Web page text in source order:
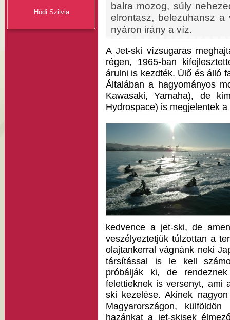
balra mozog, súly
elrontasz, belezuhansz
nyáron irány a víz.
A Jet-ski vízsugaras
régen, 1965-ban
árulni is kezdték. Ülő és álló
Általában a hagyományos
Kawasaki, Yamaha), de
Hydrospace) is megjelentek a
kedvence a jet-ski, de
veszélyeztetjük túlzottan a
olajtankerral vágnánk neki
társítással is le kell
próbálják ki, de
felettieknek is versenyt, ami
ski kezelése. Akinek
Magyarországon,
hazánkat a jet-skisek
Hódi Szilvia